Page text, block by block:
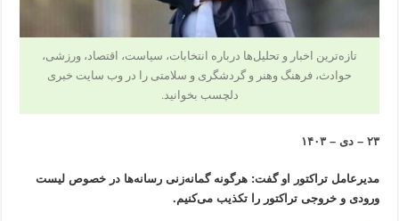
تازه‌ترین اخبار و تحلیل‌ها درباره انتخابات، سیاست، اقتصاد، ورزشی،
حوادث، فرهنگ وهنر و گردشگری و سلامتی را در وب سایت خبری
دلچسب بخوانید.
۲۳ – دی – ۱۴۰۳
مدیرعامل تراکتور او گفت: هرگونه گمانه‌زنی رسانه‌ها در خصوص لیست
ورودی و خروجی تراکتور را تکذیب می‌کنیم.